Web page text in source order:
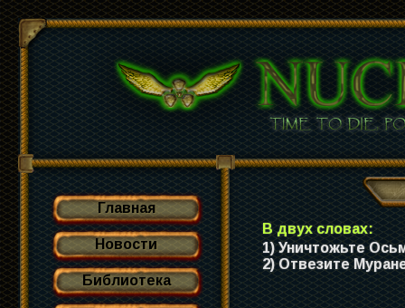
Главная
Новости
Библиотека
В двух словах:
1) Уничтожьте
2) Отвезите